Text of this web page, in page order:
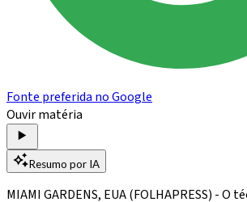
Fonte preferida no Google
Ouvir matéria
Resumo por IA
MIAMI GARDENS, EUA (FOLHAPRESS) - O